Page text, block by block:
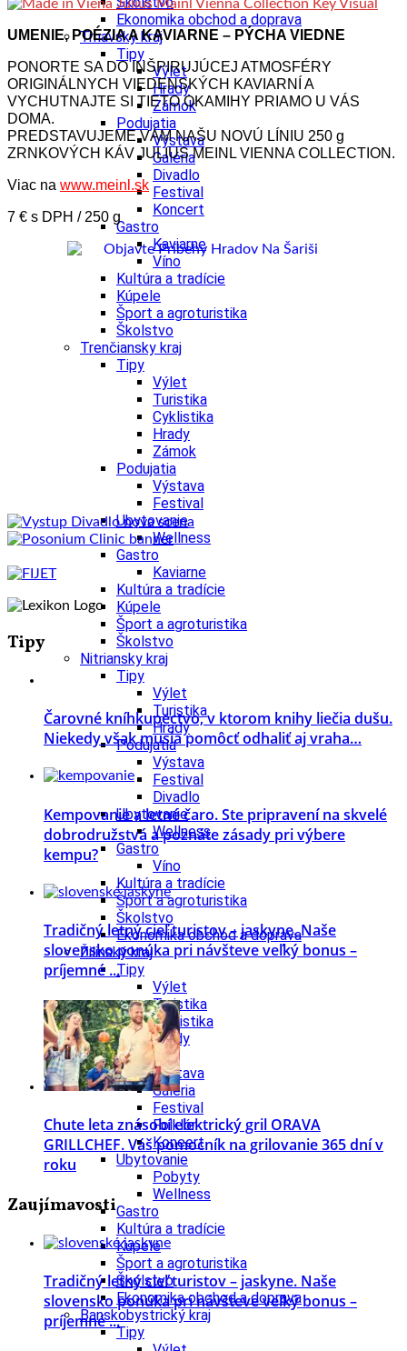
Ekonomika obchod a doprava
Trnavský kraj
Tipy
Výlet
Hrady
Zámok
Podujatia
Výstava
Galéria
Divadlo
Festival
Koncert
Gastro
Kaviarne
Víno
Kultúra a tradície
Kúpele
Šport a agroturistika
Školstvo
Trenčiansky kraj
Tipy
Výlet
Turistika
Cyklistika
Hrady
Zámok
Podujatia
Výstava
Festival
Ubytovanie
Wellness
Gastro
Kaviarne
Kultúra a tradície
Kúpele
Šport a agroturistika
Školstvo
Nitriansky kraj
Tipy
Výlet
Turistika
Hrady
Podujatia
Výstava
Festival
Divadlo
Ubytovanie
Wellness
Gastro
Víno
Kultúra a tradície
Šport a agroturistika
Školstvo
Ekonomika obchod a doprava
Žilinský kraj
Tipy
Výlet
Turistika
Cyklistika
Hrady
Podujatia
Výstava
Galéria
Festival
Folklór
Koncert
Ubytovanie
Pobyty
Wellness
Gastro
Kultúra a tradície
Kúpele
Šport a agroturistika
Školstvo
Ekonomika obchod a doprava
Banskobystrický kraj
Tipy
UMENIE, POÉZIA A KAVIARNE – PÝCHA VIEDNE
PONORTE SA DO INŠPIRUJÚCEJ ATMOSFÉRY
ORIGINÁLNYCH VIEDENSKÝCH KAVIARNÍ A
VYCHUTNAJTE SI TIETO OKAMIHY PRIAMO U VÁS
DOMA.
PREDSTAVUJEME VÁM NAŠU NOVÚ LÍNIU 250 g
ZRNKOVÝCH KÁV JULIUS MEINL VIENNA COLLECTION.
Viac na www.meinl.sk
7 € s DPH / 250 g
Tipy
Čarovné kníhkupectvo, v ktorom knihy liečia dušu.
Niekedy však musia pomôcť odhaliť aj vraha…
Kempovanie a letné čaro. Ste pripravení na skvelé
dobrodružstvá a poznáte zásady pri výbere
kempu?
Tradičný letný cieľ turistov – jaskyne. Naše
slovensko ponúka pri návšteve veľký bonus –
príjemné ...
Chute leta znásobí elektrický gril ORAVA
GRILLCHEF. Váš pomocník na grilovanie 365 dní v
roku
Zaujímavosti
Tradičný letný cieľ turistov – jaskyne. Naše
slovensko ponúka pri návšteve veľký bonus –
príjemné ...